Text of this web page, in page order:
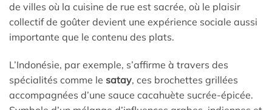
de villes où la cuisine de rue est sacrée, où le plaisir
collectif de goûter devient une expérience sociale aussi
importante que le contenu des plats.
L’Indonésie, par exemple, s’affirme à travers des
spécialités comme le satay, ces brochettes grillées
accompagnées d’une sauce cacahuète sucrée-épicée.